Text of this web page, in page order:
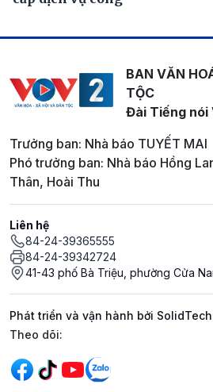
BAN VĂN
TỘC
Đài Tiếng nói
Trưởng ban: Nhà báo TUYẾT MAI
Phó trưởng ban: Nhà báo Hồng
Thân, Hoài Thu
Liên hệ
84-24-39365555
84-24-39342724
41-43 phố Bà Triệu, phường Cửa
Phát triển và vận hành bởi SolidTech
Mạng xã hội
Theo dõi: